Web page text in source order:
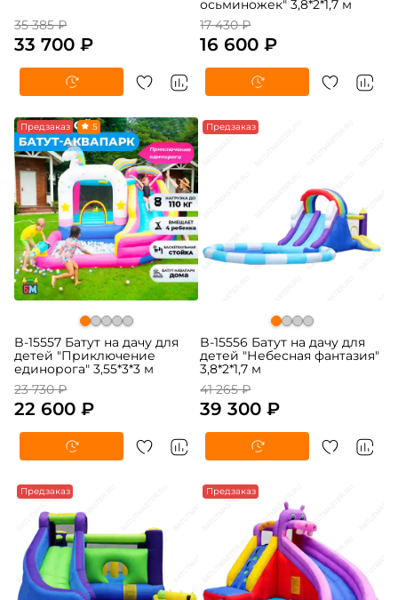
35 385 ₽
33 700 ₽
осьминожек" 3,8*2*1,7 м
17 430 ₽
16 600 ₽
-5% Предзаказ 5
B-15557 Батут на дачу для
детей "Приключение
единорога" 3,55*3*3 м
23 730 ₽
22 600 ₽
-5% Предзаказ
B-15556 Батут на дачу для
детей "Небесная фантазия"
3,8*2*1,7 м
41 265 ₽
39 300 ₽
-5% Предзаказ -5% Предзаказ